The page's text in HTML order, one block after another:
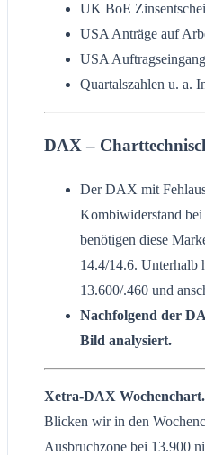
UK BoE
USA Anträge auf
USA
Quartalszahlen u. a.
DAX –
Der DAX mit
Kombiwiderstand
benötigen diese
14.4/14.6. Unterhalb
13.600/.460 und
Nachfolgend der
Bild analysiert.
Xetra-DAX Wochenchart.
Blicken wir in den
Ausbruchzone bei 13.900